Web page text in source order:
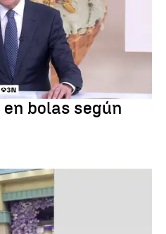
bolas según